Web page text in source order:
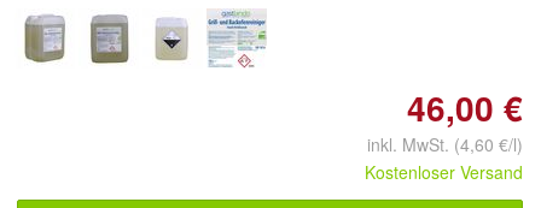
46,00 €
inkl. MwSt. (4,60 €/l)
Kostenloser Versand